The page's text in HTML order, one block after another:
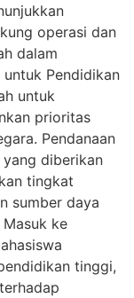
operasi dan
dalam
Pendidikan
untuk
prioritas
Pendanaan
yang diberikan
tingkat
sumber daya
ke
tinggi,